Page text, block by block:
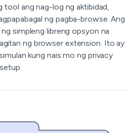
tool ang nag-log ng aktibidad,
ng pagba-browse. Ang
simpleng libreng opsyon na
ng browser extension. Ito ay
kung nais mo ng privacy